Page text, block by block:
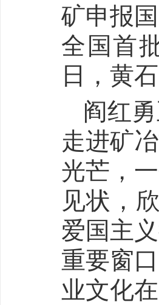
矿申报
全国首
日，黄
阎红
走进矿
光芒，
见状，
爱国主
重要窗
业文化